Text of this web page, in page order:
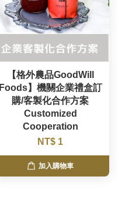
【格外農品GoodWill
Foods】機關企業禮盒訂
購/客製化合作方案
Customized
Cooperation
NT$ 1
加入購物車